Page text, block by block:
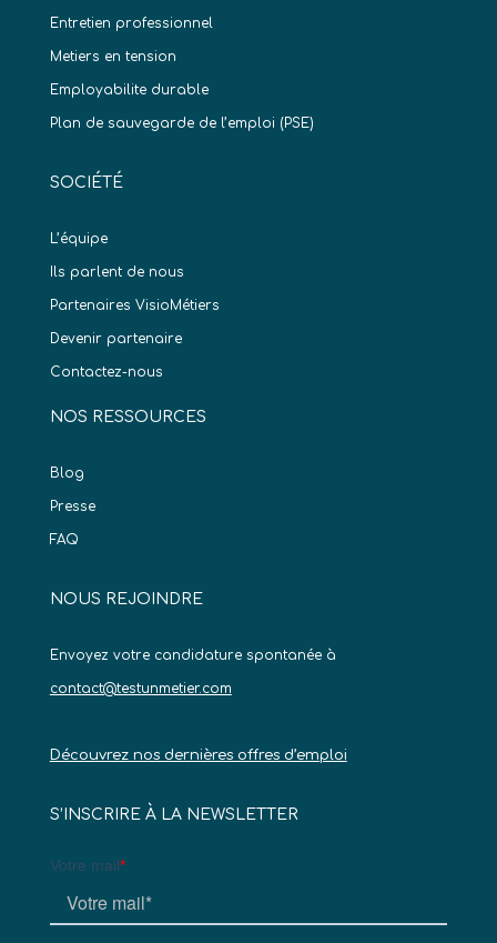
Entretien professionnel
Metiers en tension
Employabilite durable
Plan de sauvegarde de l’emploi (PSE)
SOCIÉTÉ
L’équipe
Ils parlent de nous
Partenaires VisioMétiers
Devenir partenaire
Contactez-nous
NOS RESSOURCES
Blog
Presse
FAQ
NOUS REJOINDRE
Envoyez votre candidature spontanée à
contact@testunmetier.com
Découvrez nos dernières offres d’emploi
S’INSCRIRE À LA NEWSLETTER